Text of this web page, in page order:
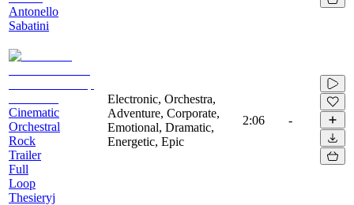
Antonello
Sabatini
Cinematic
Orchestral
Rock
Trailer
Full
Loop
Thesieryj
Electronic, Orchestra,
Adventure, Corporate,
Emotional, Dramatic,
Energetic, Epic
2:06 -